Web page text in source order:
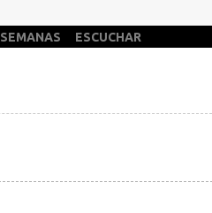
SEMANAS ESCUCHAR